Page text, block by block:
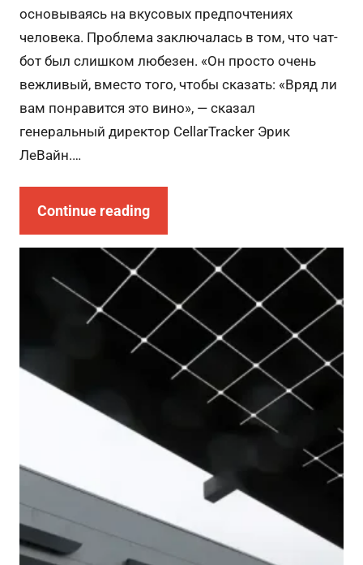
основываясь на вкусовых предпочтениях
человека. Проблема заключалась в том, что чат-
бот был слишком любезен. «Он просто очень
вежливый, вместо того, чтобы сказать: «Вряд ли
вам понравится это вино», — сказал
генеральный директор CellarTracker Эрик
ЛеВайн.…
Continue reading